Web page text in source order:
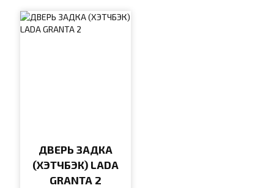
ДВЕРЬ ЗАДКА
(ХЭТЧБЭК) LADA
GRANTA 2